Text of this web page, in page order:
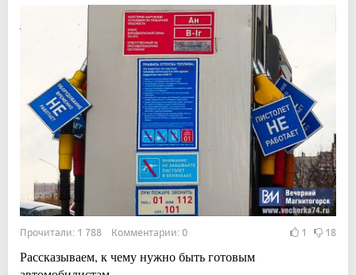
Прочитали: 1 788 Комментарии: 0 1 18
Рассказываем, к чему нужно быть готовым